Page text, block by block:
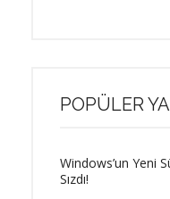
POPÜLER
Windows’un Yeni
Sızdı!